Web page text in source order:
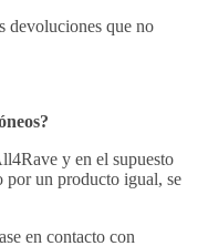
devoluciones que no
y en el supuesto
por un producto igual, se
en contacto con